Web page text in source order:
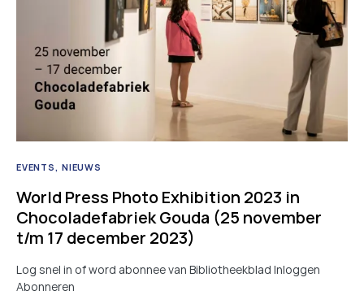
EVENTS NIEUWS
World Press Photo Exhibition 2023 in
Chocoladefabriek Gouda (25 november
t/m 17 december 2023)
Log snel in of word abonnee van Bibliotheekblad Inloggen
Abonneren